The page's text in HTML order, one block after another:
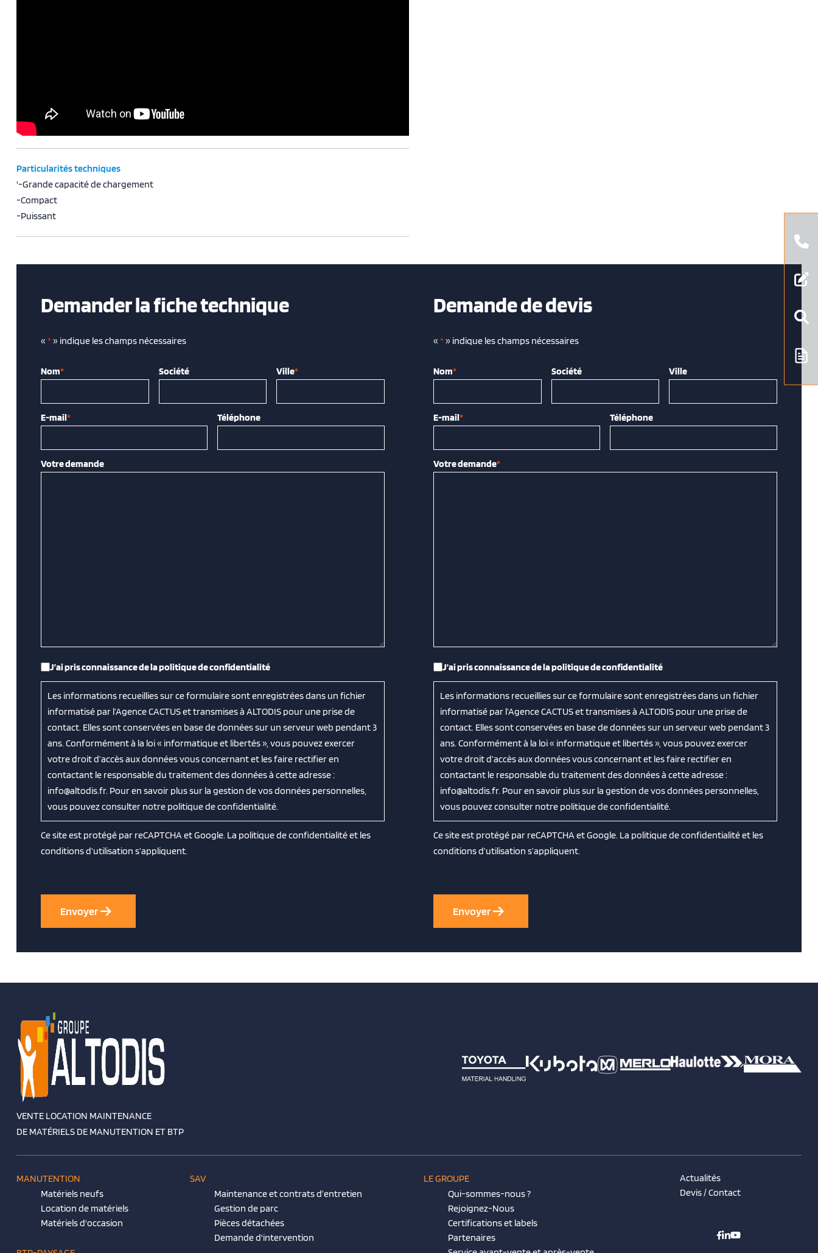
Particularités techniques
'-Grande capacité de chargement
-Compact
-Puissant
Demander la fiche technique
« *» indique les champs nécessaires
Nom* Société Ville*
E-mail* Téléphone
Votre demande
RGPD
J’ai pris connaissance de la politique de confidentialité
Les informations recueillies sur ce formulaire sont enregistrées dans un fichier
informatisé par l’Agence CACTUS et transmises à ALTODIS pour une prise de
contact. Elles sont conservées en base de données sur un serveur web pendant 3
ans. Conformément à la loi « informatique et libertés », vous pouvez exercer
votre droit d’accès aux données vous concernant et les faire rectifier en
contactant le responsable du traitement des données à cette adresse :
info@altodis.fr. Pour en savoir plus sur la gestion de vos données personnelles,
vous pouvez consulter notre politique de confidentialité.
Ce site est protégé par reCAPTCHA et Google. La politique de confidentialitéet les
conditions d’utilisation s’appliquent.
Demande de devis
« *» indique les champs nécessaires
Nom* Société Ville
E-mail* Téléphone
Votre demande*
RGPD
J’ai pris connaissance de la politique de confidentialité
Les informations recueillies sur ce formulaire sont enregistrées dans un fichier
informatisé par l’Agence CACTUS et transmises à ALTODIS pour une prise de
contact. Elles sont conservées en base de données sur un serveur web pendant 3
ans. Conformément à la loi « informatique et libertés », vous pouvez exercer
votre droit d’accès aux données vous concernant et les faire rectifier en
contactant le responsable du traitement des données à cette adresse :
info@altodis.fr. Pour en savoir plus sur la gestion de vos données personnelles,
vous pouvez consulter notre politique de confidentialité.
Ce site est protégé par reCAPTCHA et Google. La politique de confidentialitéet les
conditions d’utilisation s’appliquent.
VENTE LOCATION MAINTENANCE
DE MATÉRIELS DE MANUTENTION ET BTP
MANUTENTION
Matériels neufs
Location de matériels
Matériels d'occasion
SAV
Maintenance et contrats d’entretien
Gestion de parc
Pièces détachées
Demande d'intervention
LE GROUPE
Qui-sommes-nous ?
Rejoignez-Nous
Certifications et labels
Partenaires
Actualités
Devis / Contact